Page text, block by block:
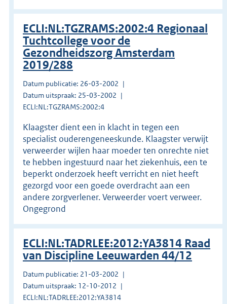
ECLI:NL:TGZRAMS:2002:4 Regionaal
Tuchtcollege voor de
Gezondheidszorg Amsterdam
2019/288
Datum publicatie: 26-03-2002
Datum uitspraak: 25-03-2002
ECLI:NL:TGZRAMS:2002:4
Klaagster dient een in klacht in tegen een
specialist ouderengeneeskunde. Klaagster verwijt
verweerder wijlen haar moeder ten onrechte niet
te hebben ingestuurd naar het ziekenhuis, een te
beperkt onderzoek heeft verricht en niet heeft
gezorgd voor een goede overdracht aan een
andere zorgverlener. Verweerder voert verweer.
Ongegrond
ECLI:NL:TADRLEE:2012:YA3814 Raad
van Discipline Leeuwarden 44/12
Datum publicatie: 21-03-2002
Datum uitspraak: 12-10-2012
ECLI:NL:TADRLEE:2012:YA3814